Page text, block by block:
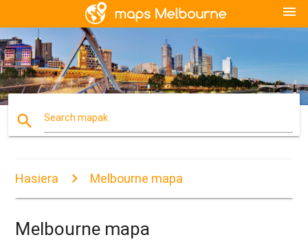
menu
search Search mapak
Hasiera Melbourne mapa
Melbourne mapa